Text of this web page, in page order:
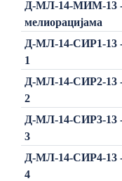
Д-МЛ-14-МИМ-13 -
мелиорацијама
Д-МЛ-14-СИР1-13 -
1
Д-МЛ-14-СИР2-13 -
2
Д-МЛ-14-СИР3-13 -
3
Д-МЛ-14-СИР4-13 -
4